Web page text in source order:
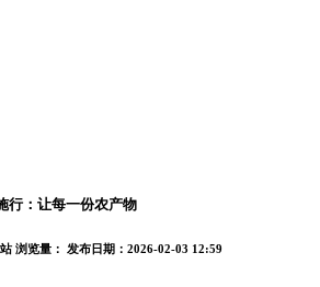
行：让每一份农产物
浏览量： 发布日期：2026-02-03 12:59